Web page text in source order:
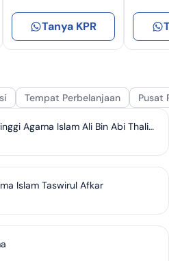
Tanya KPR
Tempat Perbelanjaan Pusat
Agama Islam Ali Bin Abi Thalib
Islam Taswirul Afkar